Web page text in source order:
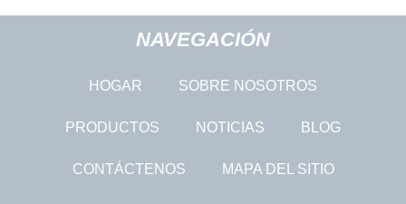
NAVEGACIÓN
HOGAR SOBRE NOSOTROS
PRODUCTOS NOTICIAS BLOG
CONTÁCTENOS MAPA DEL SITIO